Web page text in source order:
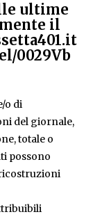
ultime
il
0029Vb
o di
del giornale,
totale o
possono